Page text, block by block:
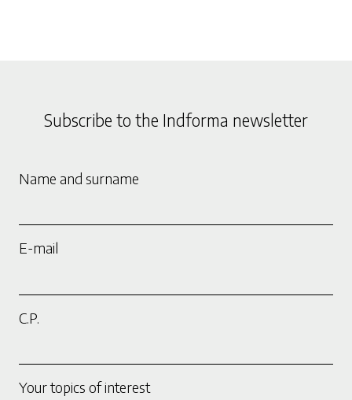
Subscribe to the Indforma newsletter
Name and surname
E-mail
C.P.
Your topics of interest